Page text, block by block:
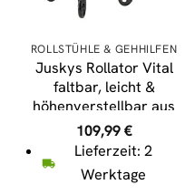
ROLLSTÜHLE & GEHHILFEN
Juskys Rollator Vital
faltbar, leicht &
höhenverstellbar aus
Aluminium bis 130 kg
mit Sitz Rot
109,99€
Lieferzeit: 2
Werktage